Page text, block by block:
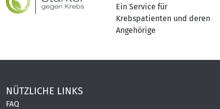
Ein Service für
Krebspatienten und deren
Angehörige
NÜTZLICHE LINKS
FAQ